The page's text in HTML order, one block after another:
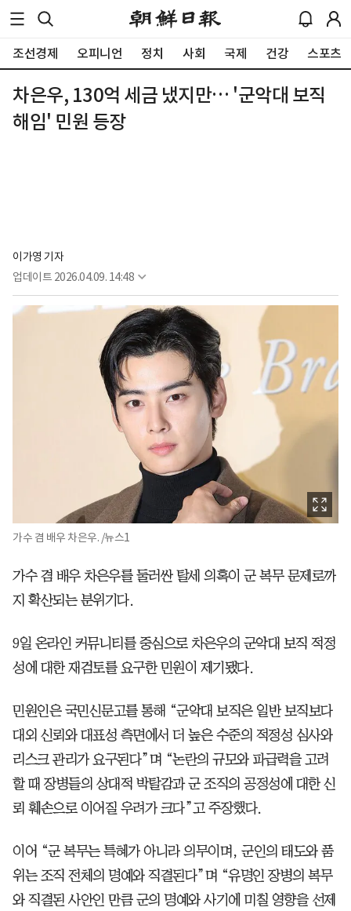
조선경제 오피니언 정치 사회 국제 건강 스포츠
차은우, 130억 세금 냈지만… '군악대 보직
해임' 민원 등장
이가영 기자
업데이트 2026.04.09. 14:48
가수 겸 배우 차은우. /뉴스1
가수 겸 배우 차은우를 둘러싼 탈세 의혹이 군 복무 문제로까
지 확산되는 분위기다.
9일 온라인 커뮤니티를 중심으로 차은우의 군악대 보직 적정
성에 대한 재검토를 요구한 민원이 제기됐다.
민원인은 국민신문고를 통해 “군악대 보직은 일반 보직보다
대외 신뢰와 대표성 측면에서 더 높은 수준의 적정성 심사와
리스크 관리가 요구된다”며 “논란의 규모와 파급력을 고려
할 때 장병들의 상대적 박탈감과 군 조직의 공정성에 대한 신
뢰 훼손으로 이어질 우려가 크다”고 주장했다.
이어 “군 복무는 특혜가 아니라 의무이며, 군인의 태도와 품
위는 조직 전체의 명예와 직결된다”며 “유명인 장병의 복무
와 직결된 사안인 만큼 군의 명예와 사기에 미칠 영향을 선제